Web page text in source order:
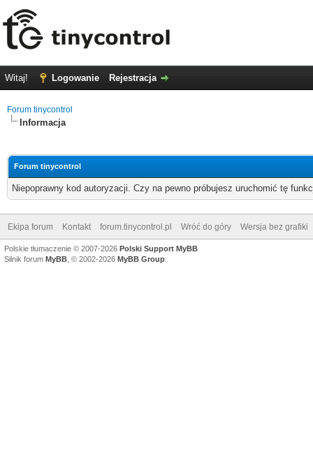
Witaj! Logowanie Rejestracja
Forum tinycontrol
Informacja
Forum tinycontrol
Niepoprawny kod autoryzacji. Czy na pewno próbujesz uruchomić tę
Ekipa forum Kontakt forum.tinycontrol.pl Wróć do góry Wersja bez grafiki
Polskie tłumaczenie © 2007-2026 Polski Support MyBB
Silnik forum MyBB , © 2002-2026 MyBB Group